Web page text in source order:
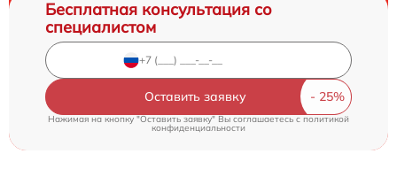
Бесплатная консультация со
специалистом
Оставить заявку
Нажимая на кнопку "Оставить заявку" Вы соглашаетесь cполитикой
конфиденциальности